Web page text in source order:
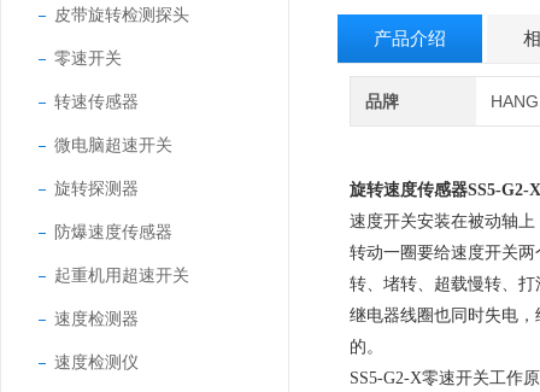
皮带旋转检测探头
零速开关
转速传感器
微电脑超速开关
旋转探测器
防爆速度传感器
起重机用超速开关
速度检测器
速度检测仪
产品介绍
品牌
旋转速度传感器SS5-G2-X
速度开关安装在被动轴
转动一圈要给速度开关
转、堵转、超载慢转、
继电器线圈也同时失电
的。
SS5-G2-X零速开关工作